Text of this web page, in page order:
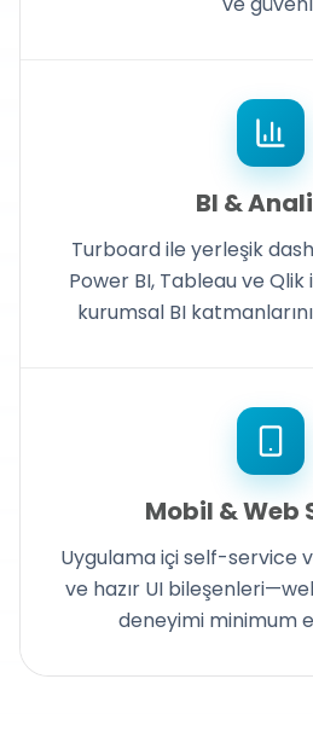
BI &
Turboard ile yerleşik
Power BI, Tableau ve Qlik
kurumsal BI
Mobil & Web
Uygulama içi self-service
ve hazır UI
deneyimi minimum